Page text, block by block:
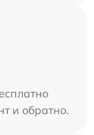
и обратно.